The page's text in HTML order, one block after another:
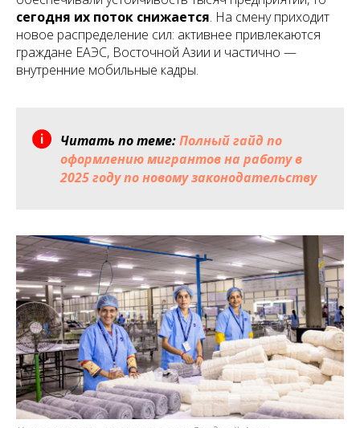
сегодня их поток снижается. На смену приходит
новое распределение сил: активнее привлекаются
граждане ЕАЭС, Восточной Азии и частично —
внутренние мобильные кадры.
Читать по теме:Полный гайд по
оформлению мигрантов на работу в
2025 году по новому законодательству